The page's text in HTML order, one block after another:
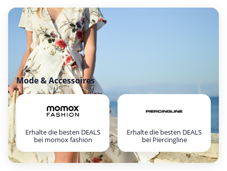
Mode & Accessoires
Erhalte die besten DEALS
bei momox fashion
Erhalte die besten DEALS
bei Piercingline